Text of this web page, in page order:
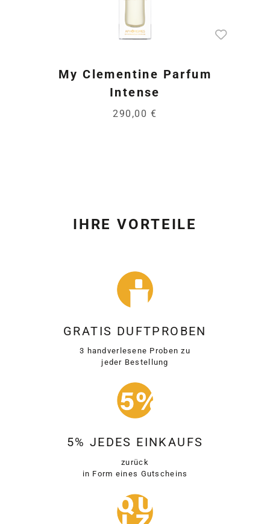
My Clementine Parfum
Intense
290,00 €
IHRE VORTEILE
GRATIS DUFTPROBEN
3 handverlesene Proben zu
jeder Bestellung
5% JEDES EINKAUFS
zurück
in Form eines Gutscheins